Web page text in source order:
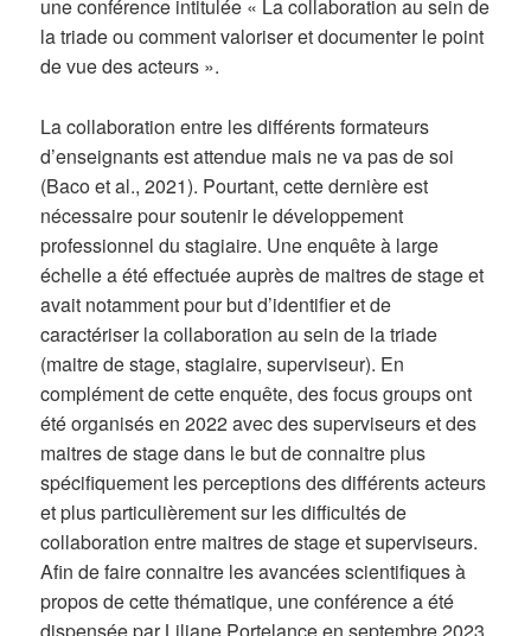
une conférence intitulée « La collaboration au sein de
la triade ou comment valoriser et documenter le point
de vue des acteurs ».
La collaboration entre les différents formateurs
d’enseignants est attendue mais ne va pas de soi
(Baco et al., 2021). Pourtant, cette dernière est
nécessaire pour soutenir le développement
professionnel du stagiaire. Une enquête à large
échelle a été effectuée auprès de maitres de stage et
avait notamment pour but d’identifier et de
caractériser la collaboration au sein de la triade
(maitre de stage, stagiaire, superviseur). En
complément de cette enquête, des focus groups ont
été organisés en 2022 avec des superviseurs et des
maitres de stage dans le but de connaitre plus
spécifiquement les perceptions des différents acteurs
et plus particulièrement sur les difficultés de
collaboration entre maitres de stage et superviseurs.
Afin de faire connaitre les avancées scientifiques à
propos de cette thématique, une conférence a été
dispensée par Liliane Portelance en septembre 2023.